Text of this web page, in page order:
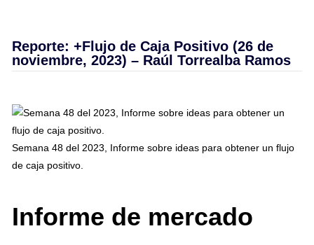
Reporte: +Flujo de Caja Positivo (26 de
noviembre, 2023) – Raúl Torrealba Ramos
Semana 48 del 2023, Informe sobre ideas para obtener un flujo
de caja positivo.
Informe de mercado